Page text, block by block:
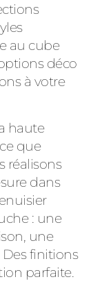
au cube
déco
à votre
haute
que
réalisons
dans
: une
une
Des finitions
parfaite.